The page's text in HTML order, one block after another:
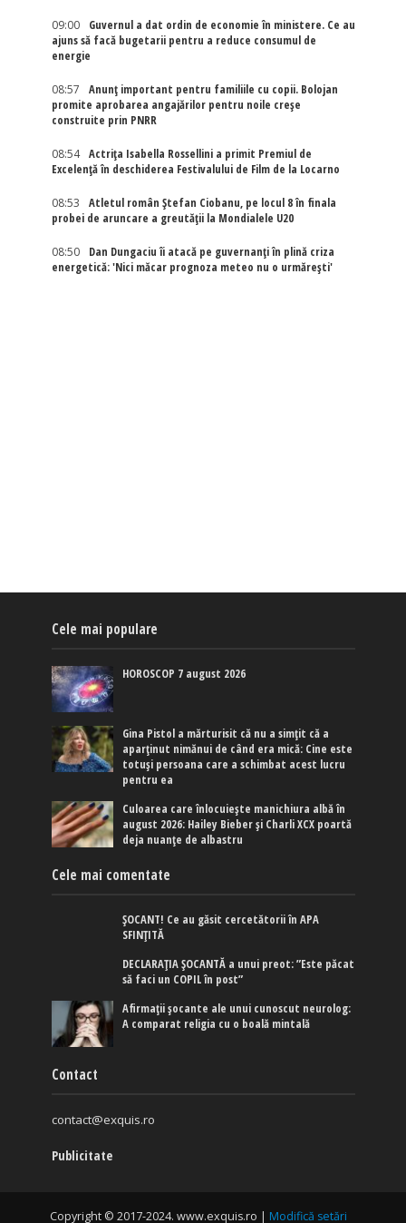
09:00
Guvernul a dat ordin de economie în ministere. Ce au
ajuns să facă bugetarii pentru a reduce consumul de
energie
08:57
Anunț important pentru familiile cu copii. Bolojan
promite aprobarea angajărilor pentru noile creșe
construite prin PNRR
08:54
Actriţa Isabella Rossellini a primit Premiul de
Excelenţă în deschiderea Festivalului de Film de la Locarno
08:53
Atletul român Ștefan Ciobanu, pe locul 8 în finala
probei de aruncare a greutății la Mondialele U20
08:50
Dan Dungaciu îi atacă pe guvernanți în plină criza
energetică: 'Nici măcar prognoza meteo nu o urmărești'
Cele mai populare
HOROSCOP 7 august 2026
Gina Pistol a mărturisit că nu a simțit că a
aparținut nimănui de când era mică: Cine este
totuși persoana care a schimbat acest lucru
pentru ea
Culoarea care înlocuiește manichiura albă în
august 2026: Hailey Bieber și Charli XCX poartă
deja nuanțe de albastru
Cele mai comentate
ȘOCANT! Ce au găsit cercetătorii în APA
SFINȚITĂ
DECLARAȚIA ȘOCANTĂ a unui preot: ”Este păcat
să faci un COPIL în post”
Afirmaţii şocante ale unui cunoscut neurolog:
A comparat religia cu o boală mintală
Contact
contact@exquis.ro
Publicitate
Copyright © 2017-2024. www.exquis.ro | Modifică setări